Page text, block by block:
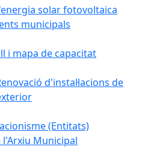
solar fotovoltaica
municipals
i mapa de capacitat
d'instal·lacions de
(Entitats)
l'Arxiu Municipal